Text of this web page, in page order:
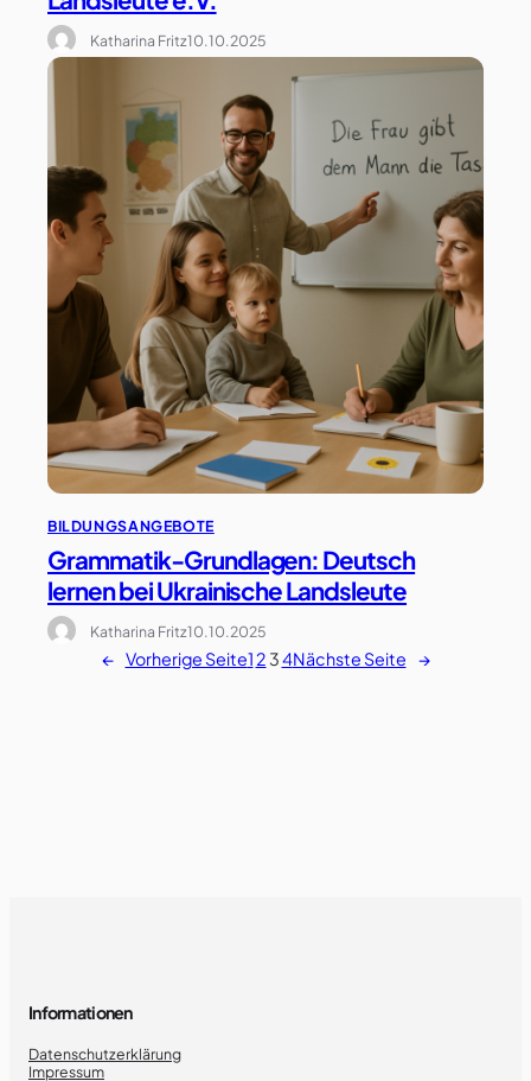
Katharina Fritz10.10.2025
BILDUNGSANGEBOTE
Grammatik-Grundlagen: Deutsch
lernen bei Ukrainische Landsleute
Katharina Fritz10.10.2025
← Vorherige Seite12 34Nächste Seite →
Informationen
Datenschutzerklärung
Impressum